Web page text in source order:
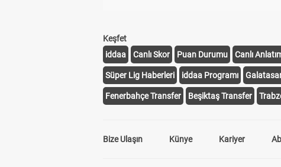
Keşfet
iddaa
Canlı Skor Puan Durumu Canlı
Süper Lig Haberleri iddaa Programı
Fenerbahçe Transfer Beşiktaş Transfer
Bize Ulaşın Künye Kariyer